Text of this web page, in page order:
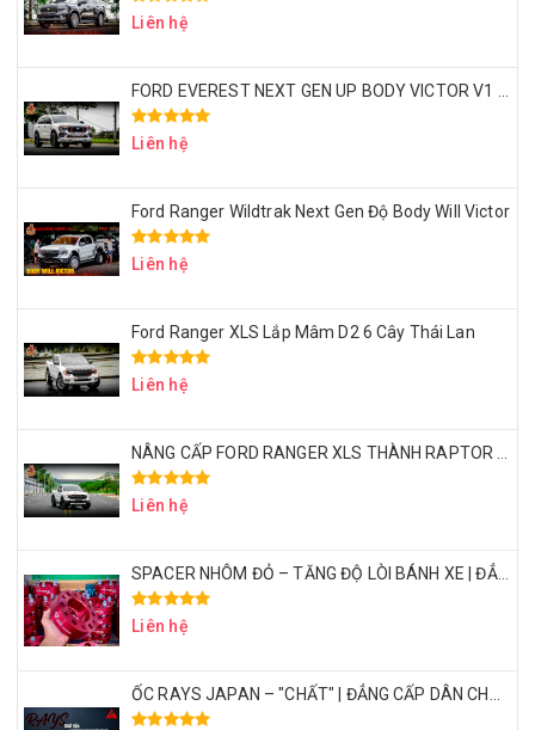
Liên hệ
Liên hệ
Ford Ranger Wildtrak Next Gen Độ Body Will Victor
Liên hệ
Ford Ranger XLS Lắp Mâm D2 6 Cây Thái Lan
Liên hệ
Liên hệ
SPACER NHÔM ĐỎ – TĂNG ĐỘ LÒI BÁNH XE | ĐẲNG CẤP DÂN CHƠI BÁN TẢI
Liên hệ